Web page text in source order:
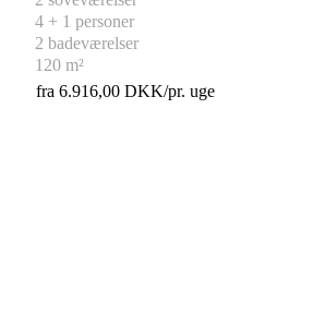
4 + 1 personer
2 badeværelser
120 m²
fra 6.916,00 DKK/pr. uge